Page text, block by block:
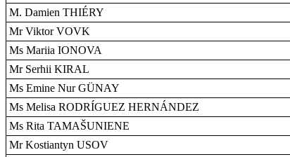
M. Damien THIÉRY
Mr Viktor VOVK
Ms Mariia IONOVA
Mr Serhii KIRAL
Ms Emine Nur GÜNAY
Ms Melisa RODRÍGUEZ HERNÁNDEZ
Ms Rita TAMAŠUNIENE
Mr Kostiantyn USOV